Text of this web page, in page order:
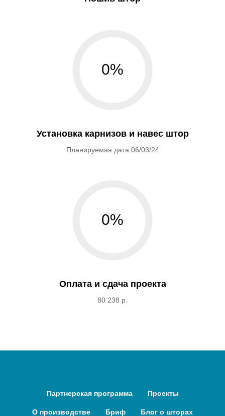
0%
Установка карнизов и навес штор
Планируемая дата 06/03/24
0%
Оплата и сдача проекта
80 238 р.
Партнерская программа Проекты
О производстве Бриф Блог о шторах